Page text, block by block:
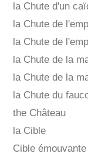
la Chute d'un
la Chute de
la Chute de
la Chute de la
la Chute de la
la Chute du
the Château
la Cible
Cible émouvante